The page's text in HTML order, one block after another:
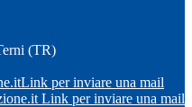
(TR)
Link per inviare una mail
Link per inviare una mail